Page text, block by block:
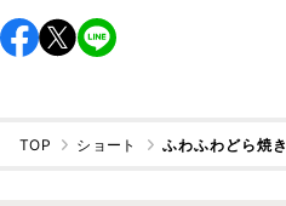
TOP ショート ふわふわどら焼き